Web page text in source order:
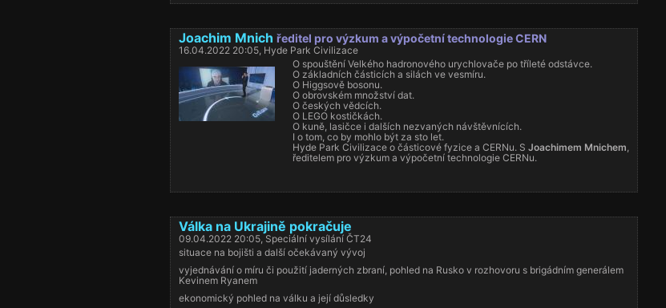
Joachim Mnich ředitel pro výzkum a výpočetní technologie CERN
16.04.2022 20:05, Hyde Park Civilizace
O spouštění Velkého hadronového urychlovače po tříleté odstávce.
O základních částicích a silách ve vesmíru.
O Higgsově bosonu.
O obrovském množství dat.
O českých vědcích.
O LEGO kostičkách.
O kuně, lasičce i dalších nezvaných návštěvnících.
I o tom, co by mohlo být za sto let.
Hyde Park Civilizace o částicové fyzice a CERNu. S Joachimem Mnichem,
ředitelem pro výzkum a výpočetní technologie CERNu.
Válka na Ukrajině pokračuje
09.04.2022 20:05, Speciální vysílání ČT24
situace na bojišti a další očekávaný vývoj
vyjednávání o míru či použití jaderných zbraní, pohled na Rusko v rozhovoru s brigádním generálem
Kevinem Ryanem
ekonomický pohled na válku a její důsledky